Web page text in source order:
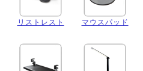
リストレスト マウスパッド